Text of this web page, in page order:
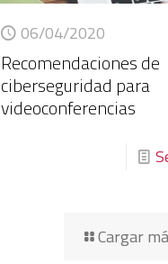
06/04/2020
Recomendaciones de
ciberseguridad para
videoconferencias
Cargar